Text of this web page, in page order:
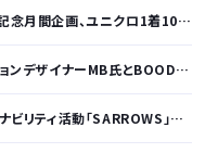
円買取保証とXプレゼントキャンペーンを実施
。極上の着心地を追求した別注Tシャツが8月12日発売開始
援。Scope 3排出量算定の効率化・精緻化を開始